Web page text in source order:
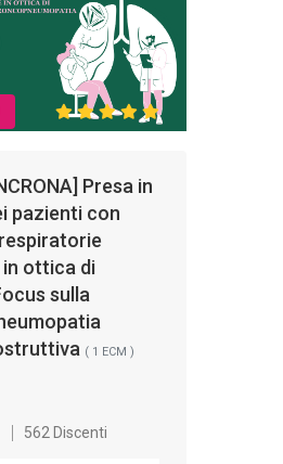
Presa in
pazienti con
ottica di
sulla
( 1 ECM )
562 Discenti